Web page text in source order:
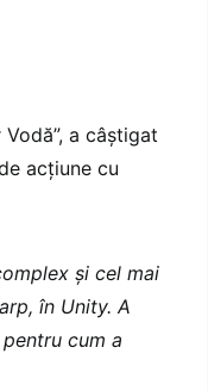
a câștigat
acțiune cu
și cel mai
în Unity. A
cum a